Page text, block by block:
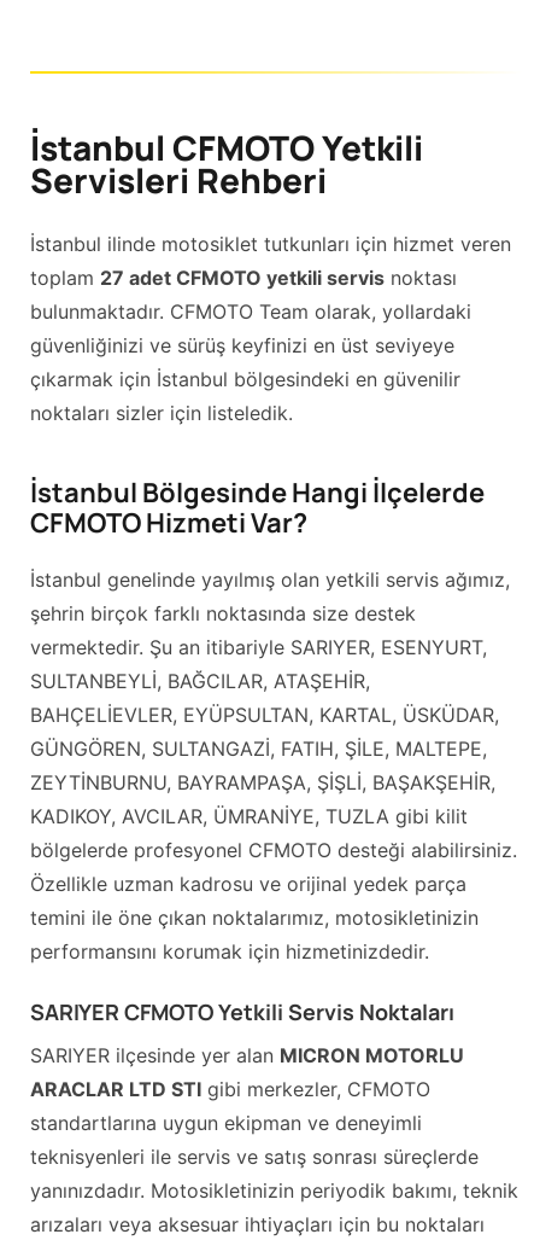
İstanbul CFMOTO Yetkili
Servisleri Rehberi
İstanbul ilinde motosiklet tutkunları için hizmet veren
toplam 27 adet CFMOTO yetkili servis noktası
bulunmaktadır. CFMOTO Team olarak, yollardaki
güvenliğinizi ve sürüş keyfinizi en üst seviyeye
çıkarmak için İstanbul bölgesindeki en güvenilir
noktaları sizler için listeledik.
İstanbul Bölgesinde Hangi İlçelerde
CFMOTO Hizmeti Var?
İstanbul genelinde yayılmış olan yetkili servis ağımız,
şehrin birçok farklı noktasında size destek
vermektedir. Şu an itibariyle SARIYER, ESENYURT,
SULTANBEYLİ, BAĞCILAR, ATAŞEHİR,
BAHÇELİEVLER, EYÜPSULTAN, KARTAL, ÜSKÜDAR,
GÜNGÖREN, SULTANGAZİ, FATIH, ŞİLE, MALTEPE,
ZEYTİNBURNU, BAYRAMPAŞA, ŞİŞLİ, BAŞAKŞEHİR,
KADIKOY, AVCILAR, ÜMRANİYE, TUZLA gibi kilit
bölgelerde profesyonel CFMOTO desteği alabilirsiniz.
Özellikle uzman kadrosu ve orijinal yedek parça
temini ile öne çıkan noktalarımız, motosikletinizin
performansını korumak için hizmetinizdedir.
SARIYER CFMOTO Yetkili Servis Noktaları
SARIYER ilçesinde yer alan MICRON MOTORLU
ARACLAR LTD STI gibi merkezler, CFMOTO
standartlarına uygun ekipman ve deneyimli
teknisyenleri ile servis ve satış sonrası süreçlerde
yanınızdadır. Motosikletinizin periyodik bakımı, teknik
arızaları veya aksesuar ihtiyaçları için bu noktaları